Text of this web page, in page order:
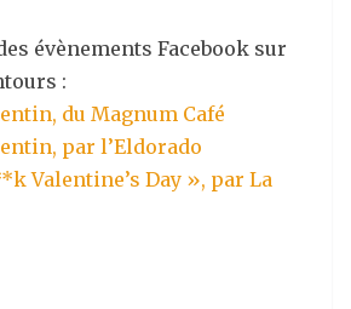
évènements Facebook sur
:
du Magnum Café
par l’Eldorado
Valentine’s Day », par La